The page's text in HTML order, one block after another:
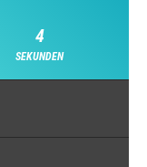
3
SEKUNDEN